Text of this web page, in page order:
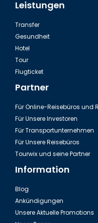
Leistungen
Transfer
Gesundheit
Hotel
Tour
Flugticket
Partner
Für Online-Reisebüros und
Für Unsere Investoren
Für Transportunternehmen
Für Unsere Reisebüros
Tourwix und seine Partner
Information
Blog
Ankündigungen
Unsere Aktuelle Promotions